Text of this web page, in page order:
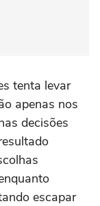
tenta levar
apenas nos
decisões
escapar